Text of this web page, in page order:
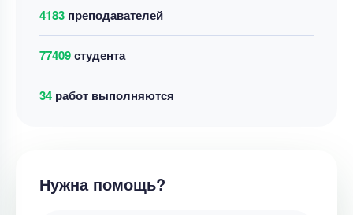
4183 преподавателей
77409студента
32 работ выполняются
Нужна помощь?